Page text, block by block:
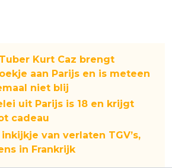
Kurt Caz brengt
aan Parijs en is meteen
niet blij
uit Parijs is 18 en krijgt
cadeau
inkijkje van verlaten TGV’s,
in Frankrijk